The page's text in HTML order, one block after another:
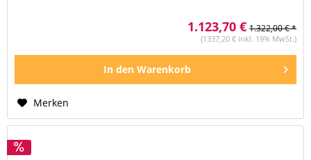
1.123,70 € 1.322,00 € *
(1337,20 € inkl. 19% MwSt.)
In den Warenkorb
Merken